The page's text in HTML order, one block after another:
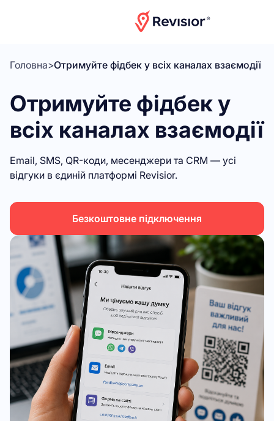
Головна>Отримуйте фідбек у всіх каналах взаємодії
Отримуйте фідбек у
всіх каналах взаємодії
Email, SMS, QR-коди, месенджери та CRM — усі
відгуки в єдиній платформі Revisior.
Безкоштовне підключення